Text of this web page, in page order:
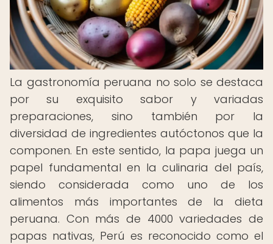
La gastronomía peruana no solo se destaca
por su exquisito sabor y variadas
preparaciones, sino también por la
diversidad de ingredientes autóctonos que la
componen. En este sentido, la papa juega un
papel fundamental en la culinaria del país,
siendo considerada como uno de los
alimentos más importantes de la dieta
peruana. Con más de 4000 variedades de
papas nativas, Perú es reconocido como el